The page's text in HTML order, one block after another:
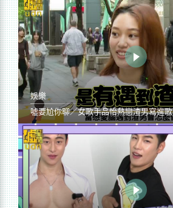
娛樂
噓要尬你聊／女歌手品怡熱戀渣男寫進歌